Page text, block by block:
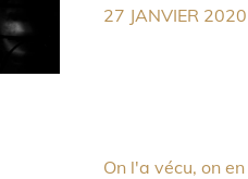
27 JANVIER 2020
On l'a vécu, on